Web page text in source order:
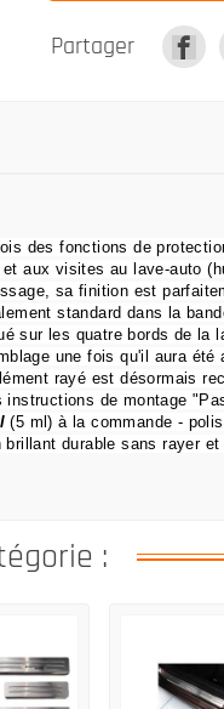
Partager
des fonctions de
aux visites au lave-auto
sa finition est
standard dans la
sur les quatre bords de la
une fois qu'il aura été
rayé est désormais
de montage
(5 ml) à la commande -
durable sans rayer et
: